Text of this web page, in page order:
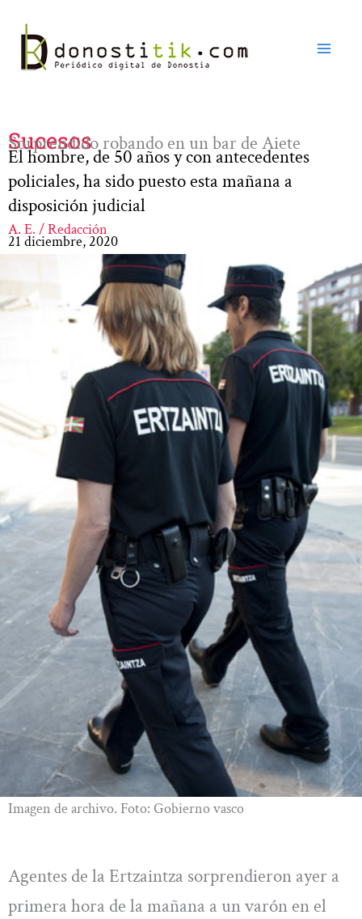
contenido
Sucesos
Sorprendido robando en un bar de Aiete
El hombre, de 50 años y con antecedentes
policiales, ha sido puesto esta mañana a
disposición judicial
A. E. / Redacción
21 diciembre, 2020
Imagen de archivo. Foto: Gobierno vasco
Agentes de la Ertzaintza sorprendieron ayer a
primera hora de la mañana a un varón en el